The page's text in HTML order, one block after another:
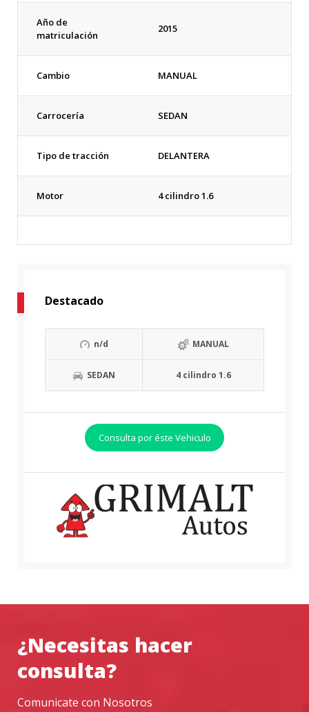
Año de
matriculación
2015
Cambio MANUAL
Carrocería SEDAN
Tipo de tracción DELANTERA
Motor 4 cilindro 1.6
Destacado
n/d MANUAL
SEDAN 4 cilindro 1.6
Consulta por éste Vehiculo
¿Necesitas hacer
consulta?
Comunicate con Nosotros